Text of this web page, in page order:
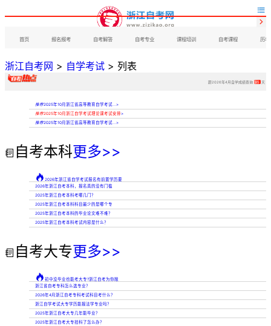

首页 报名报考 自考解答 自考专业 课程培训 自考课程 历年

浙江自考网 > 自学考试 > 列表
距2026年4月自学成绩查询 95 天
推荐2025年10月浙江省高等教育自学考试...>
推荐2025年10月浙江自学考试理论课考试安排>
推荐2025年10月浙江省高等教育自学考试...>
 自考本科更多>>
 2026年浙江省自学考试报名有前置学历要
2026年浙江自考本科，报名真的没有门槛
2025年浙江自考本科考哪几门？
2025年浙江自考本科科目最少的是哪个专
2025年浙江自考本科的毕业论文难不难？
2025年浙江自考本科考试内容是什么？
 自考大专更多>>
 初中没毕业也能考大专?浙江自考为你敞
浙江省自考专科怎么选专业？
2026年4月浙江自考专科考试科目考什么？
浙江自学考试大专学历能报法学专业吗？
2025年浙江自考大专几年能毕业？
2025年浙江自考大专挂科了怎么办？